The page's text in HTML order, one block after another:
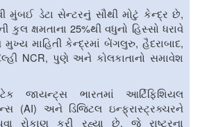
મુંબઈ ડેટા સેન્ટરનું સૌથી મોટું કેન્દ્ર છે,
કુલ ક્ષમતાના25%થી વધુનો હિસ્સો ધરાવે
માહિતી કેન્દ્રમાં બેંગલુરુ,હૈદરાબાદ,
NCR, પુણે અને કોલકાતાનો સમાવેશ
જાયન્ટ્સ ભારતમાં આર્ટિફિશિયલ
(AI)
અને ડિજિટલ ઇન્ફ્રાસ્ટ્રક્ચરને
રોકાણ કરી રહ્યા છે,
જે રાષ્ટ્રના